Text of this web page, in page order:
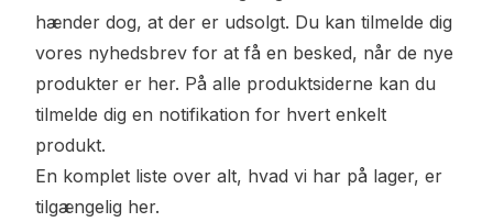
hænder dog, at der er udsolgt. Du kan tilmelde dig
vores nyhedsbrev for at få en besked, når de nye
produkter er her. På alle produktsiderne kan du
tilmelde dig en notifikation for hvert enkelt
produkt.
En komplet liste over alt, hvad vi har på lager, er
tilgængelig her.